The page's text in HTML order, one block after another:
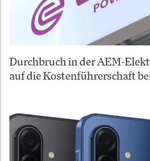
Durchbruch in der AEM-
auf die Kostenführerschaft